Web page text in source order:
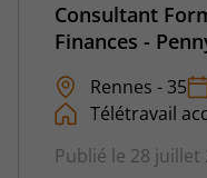
Consultant
Finances -
Rennes - 35
Télétravail
Publié le 28 juillet